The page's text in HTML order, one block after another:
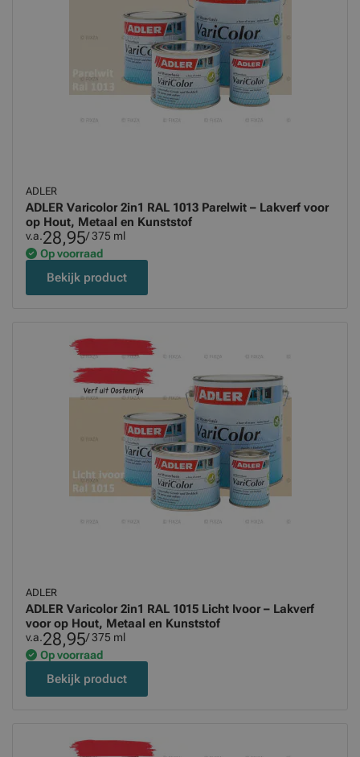
ADLER
ADLER Varicolor 2in1 RAL 1013 Parelwit – Lakverf voor
op Hout, Metaal en Kunststof
v.a.28,95/ 375 ml
Op voorraad
Bekijk product
ADLER
ADLER Varicolor 2in1 RAL 1015 Licht Ivoor – Lakverf
voor op Hout, Metaal en Kunststof
v.a.28,95/ 375 ml
Op voorraad
Bekijk product